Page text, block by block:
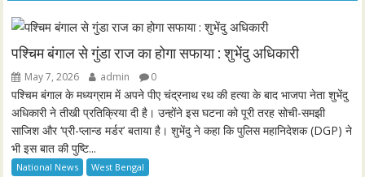
n
s
l
s
पश्चिम बंगाल से गुंडा राज का होगा सफाया : शुभेंदु अधिकारी
May 7, 2026 admin 0
पश्चिम बंगाल के मध्यग्राम में अपने पीए चंद्रनाथ रथ की हत्या के बाद भाजपा नेता शुभेंदु
अधिकारी ने तीखी प्रतिक्रिया दी है। उन्होंने इस घटना को पूरी तरह सोची-समझी
साजिश और ‘प्री-प्लान्ड मर्डर’ बताया है। शुभेंदु ने कहा कि पुलिस महानिदेशक (DGP) ने
भी इस बात की पुष्टि...
National News West Bengal